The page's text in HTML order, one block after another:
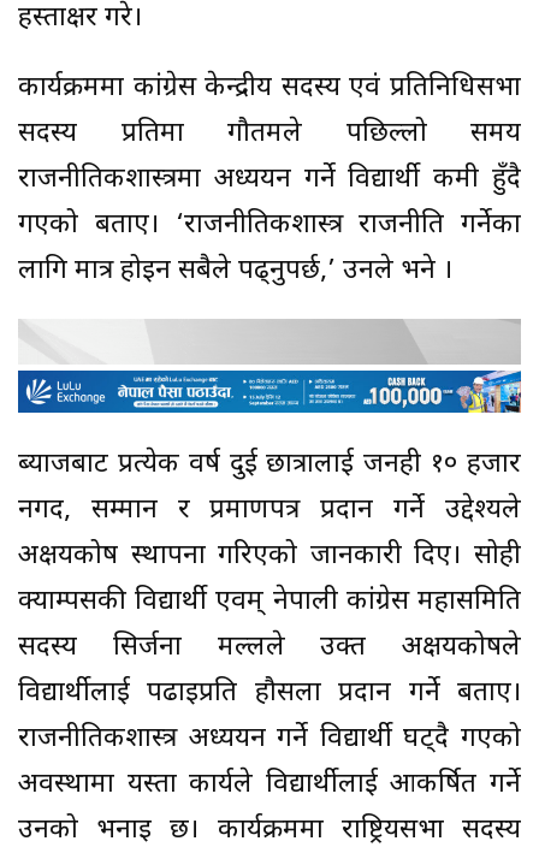
हस्ताक्षर गरे।
कार्यक्रममा कांग्रेस केन्द्रीय सदस्य एवं प्रतिनिधिसभा
सदस्य प्रतिमा गौतमले पछिल्लो समय
राजनीतिकशास्त्रमा अध्ययन गर्ने विद्यार्थी कमी हुँदै
गएको बताए। ‘राजनीतिकशास्त्र राजनीति गर्नेका
लागि मात्र होइन सबैले पढ्नुपर्छ,’ उनले भने ।
ब्याजबाट प्रत्येक वर्ष दुई छात्रालाई जनही १० हजार
नगद, सम्मान र प्रमाणपत्र प्रदान गर्ने उद्देश्यले
अक्षयकोष स्थापना गरिएको जानकारी दिए। सोही
क्याम्पसकी विद्यार्थी एवम् नेपाली कांग्रेस महासमिति
सदस्य सिर्जना मल्लले उक्त अक्षयकोषले
विद्यार्थीलाई पढाइप्रति हौसला प्रदान गर्ने बताए।
राजनीतिकशास्त्र अध्ययन गर्ने विद्यार्थी घट्दै गएको
अवस्थामा यस्ता कार्यले विद्यार्थीलाई आकर्षित गर्ने
उनको भनाइ छ। कार्यक्रममा राष्ट्रियसभा सदस्य